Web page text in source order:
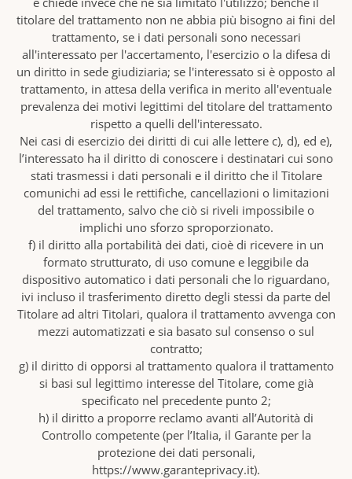
titolare del trattamento non ne abbia più bisogno ai fini del
trattamento, se i dati personali sono necessari
all'interessato per l'accertamento, l'esercizio o la difesa di
un diritto in sede giudiziaria; se l'interessato si è opposto al
trattamento, in attesa della verifica in merito all'eventuale
prevalenza dei motivi legittimi del titolare del trattamento
rispetto a quelli dell'interessato.
Nei casi di esercizio dei diritti di cui alle lettere c), d), ed e),
l’interessato ha il diritto di conoscere i destinatari cui sono
stati trasmessi i dati personali e il diritto che il Titolare
comunichi ad essi le rettifiche, cancellazioni o limitazioni
del trattamento, salvo che ciò si riveli impossibile o
implichi uno sforzo sproporzionato.
f) il diritto alla portabilità dei dati, cioè di ricevere in un
formato strutturato, di uso comune e leggibile da
dispositivo automatico i dati personali che lo riguardano,
ivi incluso il trasferimento diretto degli stessi da parte del
Titolare ad altri Titolari, qualora il trattamento avvenga con
mezzi automatizzati e sia basato sul consenso o sul
contratto;
g) il diritto di opporsi al trattamento qualora il trattamento
si basi sul legittimo interesse del Titolare, come già
specificato nel precedente punto 2;
h) il diritto a proporre reclamo avanti all’Autorità di
Controllo competente (per l’Italia, il Garante per la
protezione dei dati personali,
https://www.garanteprivacy.it).